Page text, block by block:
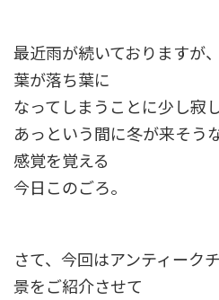
最近雨が続いておりますが
葉が落ち葉に
なってしまうことに少し寂
あっという間に冬が来そう
感覚を覚える
今日このごろ。
さて、今回はアンティーク
景をご紹介させて